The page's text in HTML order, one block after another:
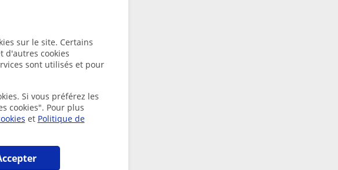
sur le site. Certains
d'autres cookies
sont utilisés et pour
Si vous préférez les
cookies". Pour plus
et Politique de